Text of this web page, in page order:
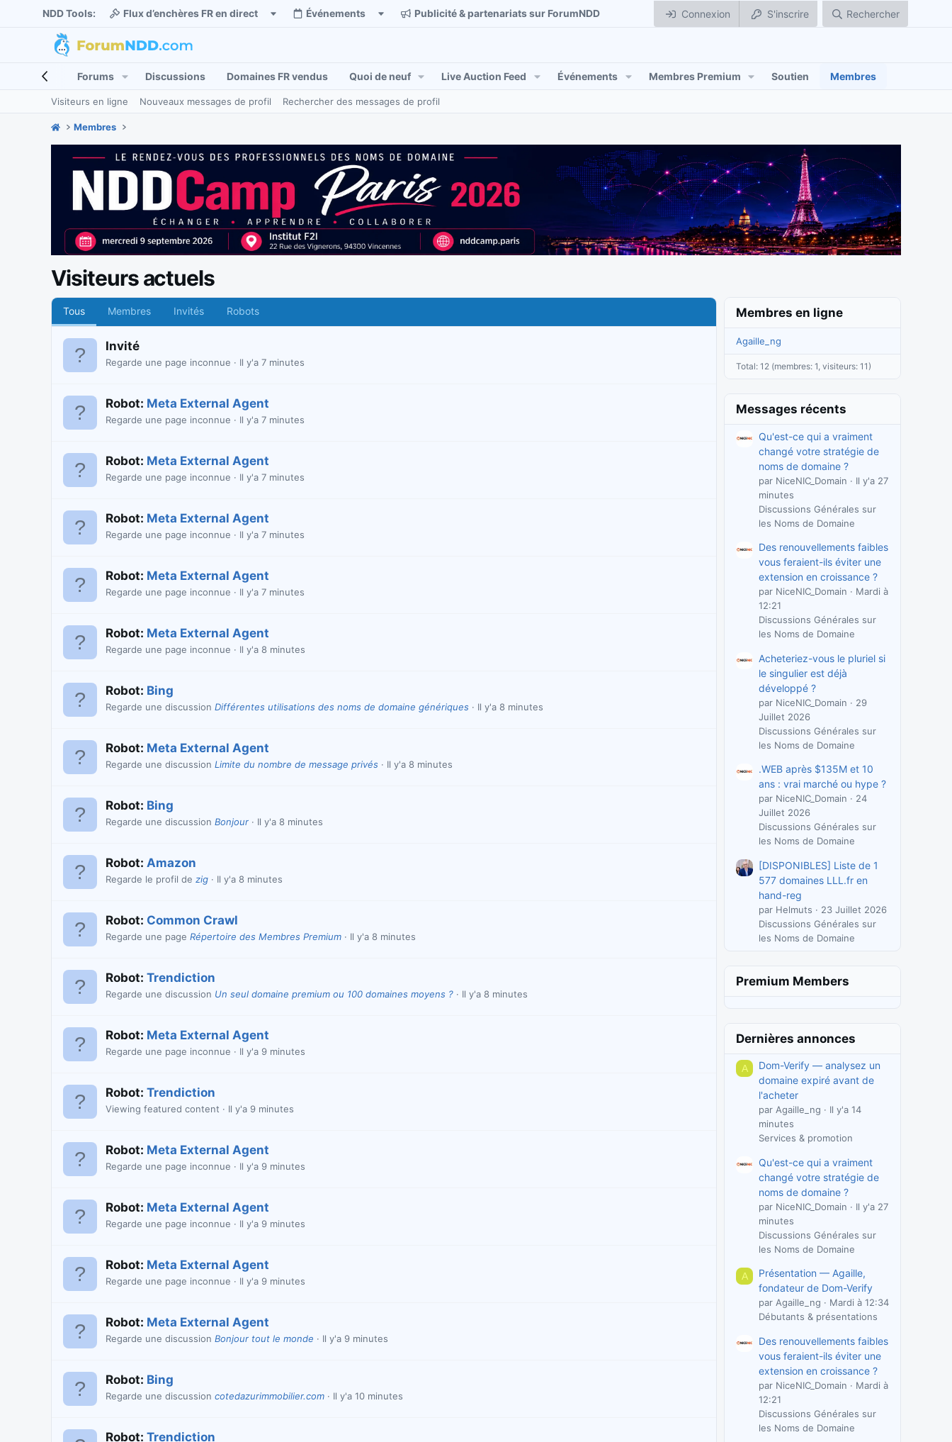
NDD Tools: Flux d’enchères FR en direct Événements Publicité & partenariats sur ForumNDD Connexion S'inscrire Rechercher
Forums Discussions Domaines FR vendus Quoi de neuf Live Auction Feed Événements Membres Premium Soutien Membres
Visiteurs en ligne Nouveaux messages de profil Rechercher des messages de profil
Membres
Visiteurs actuels
Tous Membres Invités Robots
Invité
Regarde une page inconnue Il y'a 7 minutes
Robot: Meta External Agent
Regarde une page inconnue Il y'a 7 minutes
Robot: Meta External Agent
Regarde une page inconnue Il y'a 7 minutes
Robot: Meta External Agent
Regarde une page inconnue Il y'a 7 minutes
Robot: Meta External Agent
Regarde une page inconnue Il y'a 7 minutes
Robot: Meta External Agent
Regarde une page inconnue Il y'a 8 minutes
Robot: Bing
Regarde une discussion Différentes utilisations des noms de domaine génériques Il y'a 8 minutes
Robot: Meta External Agent
Regarde une discussion Limite du nombre de message privés Il y'a 8 minutes
Robot: Bing
Regarde une discussion Bonjour Il y'a 8 minutes
Robot: Amazon
Regarde le profil de zig Il y'a 8 minutes
Robot: Common Crawl
Regarde une page Répertoire des Membres Premium Il y'a 8 minutes
Robot: Trendiction
Regarde une discussion Un seul domaine premium ou 100 domaines moyens ? Il y'a 8 minutes
Robot: Meta External Agent
Regarde une page inconnue Il y'a 9 minutes
Robot: Trendiction
Viewing featured content Il y'a 9 minutes
Robot: Meta External Agent
Regarde une page inconnue Il y'a 9 minutes
Robot: Meta External Agent
Regarde une page inconnue Il y'a 9 minutes
Robot: Meta External Agent
Regarde une page inconnue Il y'a 9 minutes
Robot: Meta External Agent
Regarde une discussion Bonjour tout le monde Il y'a 9 minutes
Robot: Bing
Regarde une discussion cotedazurimmobilier.com Il y'a 10 minutes
Robot: Trendiction
Membres en ligne
Agaille_ng
Total: 12 (membres: 1, visiteurs: 11)
Messages récents
Qu'est-ce qui a vraiment
changé votre stratégie de
noms de domaine ?
par NiceNIC_Domain
Il y'a 27
minutes
Discussions Générales sur
les Noms de Domaine
Des renouvellements faibles
vous feraient-ils éviter une
extension en croissance ?
par NiceNIC_Domain
Mardi à
12:21
Discussions Générales sur
les Noms de Domaine
Acheteriez-vous le pluriel si
le singulier est déjà
développé ?
par NiceNIC_Domain
29
Juillet 2026
Discussions Générales sur
les Noms de Domaine
.WEB après $135M et 10
ans : vrai marché ou hype ?
par NiceNIC_Domain
24
Juillet 2026
Discussions Générales sur
les Noms de Domaine
[DISPONIBLES] Liste de 1
577 domaines LLL.fr en
hand-reg
par Helmuts
23 Juillet 2026
Discussions Générales sur
les Noms de Domaine
Premium Members
Dernières annonces
A
Dom-Verify — analysez un
domaine expiré avant de
l'acheter
par Agaille_ng
Il y'a 14
minutes
Services & promotion
Qu'est-ce qui a vraiment
changé votre stratégie de
noms de domaine ?
par NiceNIC_Domain
Il y'a 27
minutes
Discussions Générales sur
les Noms de Domaine
A
Présentation — Agaille,
fondateur de Dom-Verify
par Agaille_ng
Mardi à 12:34
Débutants & présentations
Des renouvellements faibles
vous feraient-ils éviter une
extension en croissance ?
par NiceNIC_Domain
Mardi à
12:21
Discussions Générales sur
les Noms de Domaine